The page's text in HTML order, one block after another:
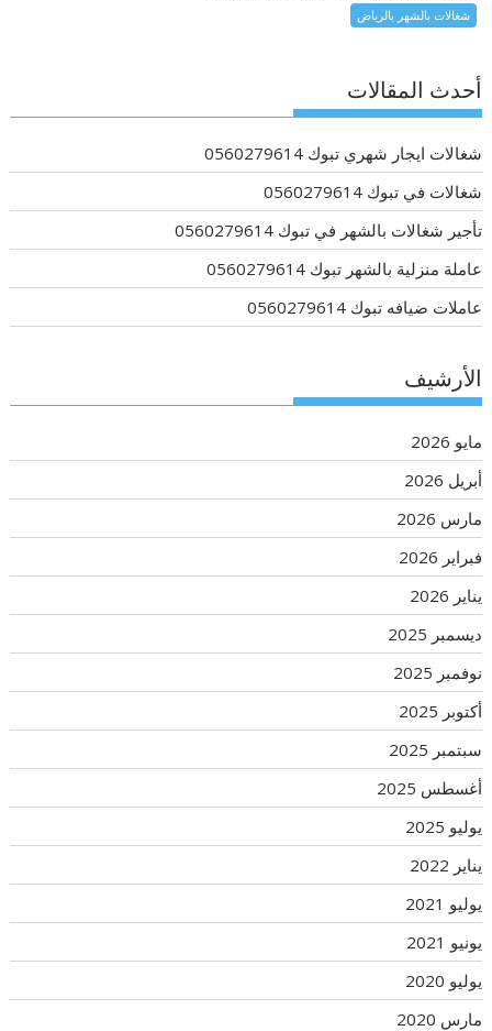
شغالات بالشهر بالرياض
أحدث المقالات
شغالات ايجار شهري تبوك 0560279614
شغالات في تبوك 0560279614
تأجير شغالات بالشهر في تبوك 0560279614
عاملة منزلية بالشهر تبوك 0560279614
عاملات ضيافه تبوك 0560279614
الأرشيف
مايو 2026
أبريل 2026
مارس 2026
فبراير 2026
يناير 2026
ديسمبر 2025
نوفمبر 2025
أكتوبر 2025
سبتمبر 2025
أغسطس 2025
يوليو 2025
يناير 2022
يوليو 2021
يونيو 2021
يوليو 2020
مارس 2020